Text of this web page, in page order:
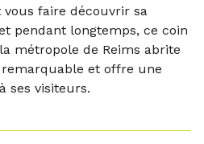
faire découvrir sa
pendant longtemps, ce coin
métropole de Reims abrite
et offre une
ses visiteurs.